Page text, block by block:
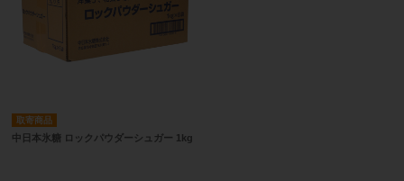
取寄商品
中日本氷糖 ロックパウダーシュガー 1kg